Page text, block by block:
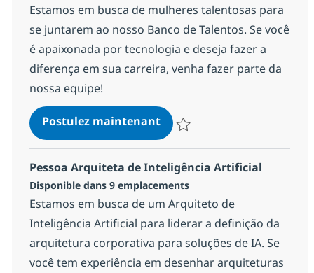
Estamos em busca de mulheres talentosas para
se juntarem ao nosso Banco de Talentos. Se você
é apaixonada por tecnologia e deseja fazer a
diferença em sua carreira, venha fazer parte da
nossa equipe!
Postulez maintenantBanco de Talentos
Pessoa Arquiteta de Inteligência Artificial
Disponible dans 9 emplacements
Estamos em busca de um Arquiteto de
Inteligência Artificial para liderar a definição da
arquitetura corporativa para soluções de IA. Se
você tem experiência em desenhar arquiteturas